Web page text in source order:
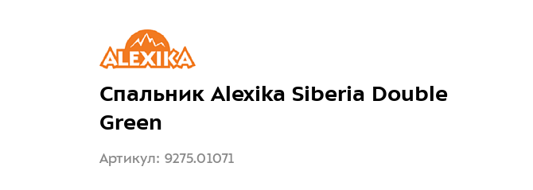
Спальник Alexika Siberia Double
Green
Артикул: 9275.01071